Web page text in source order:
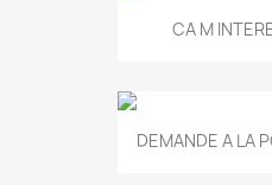
CA M
DEMANDE A LA